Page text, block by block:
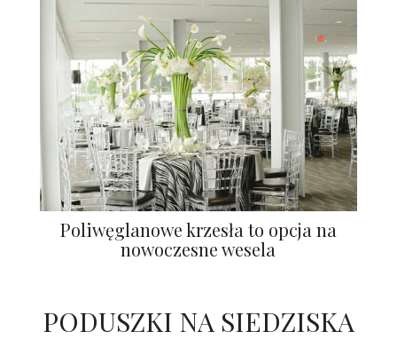
Poliwęglanowe krzesła to opcja na
nowoczesne wesela
PODUSZKI NA SIEDZISKA